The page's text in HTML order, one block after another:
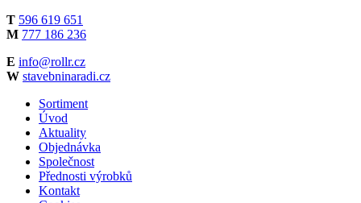
T 596 619 651
M 777 186 236
E info@rollr.cz
W stavebninaradi.cz
Sortiment
Úvod
Aktuality
Objednávka
Společnost
Přednosti výrobků
Kontakt